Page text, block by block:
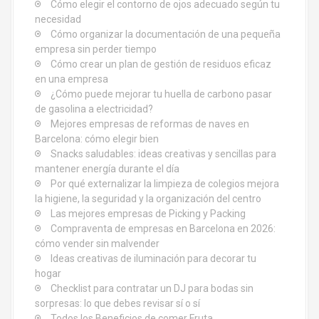
Cómo elegir el contorno de ojos adecuado según tu
necesidad
Cómo organizar la documentación de una pequeña
empresa sin perder tiempo
Cómo crear un plan de gestión de residuos eficaz
en una empresa
¿Cómo puede mejorar tu huella de carbono pasar
de gasolina a electricidad?
Mejores empresas de reformas de naves en
Barcelona: cómo elegir bien
Snacks saludables: ideas creativas y sencillas para
mantener energía durante el día
Por qué externalizar la limpieza de colegios mejora
la higiene, la seguridad y la organización del centro
Las mejores empresas de Picking y Packing
Compraventa de empresas en Barcelona en 2026:
cómo vender sin malvender
Ideas creativas de iluminación para decorar tu
hogar
Checklist para contratar un DJ para bodas sin
sorpresas: lo que debes revisar sí o sí